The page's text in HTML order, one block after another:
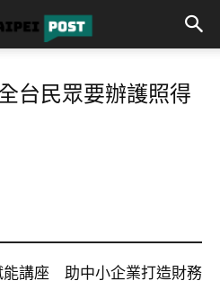
台民眾要辦護照得
能講座 助中小企業打造財務